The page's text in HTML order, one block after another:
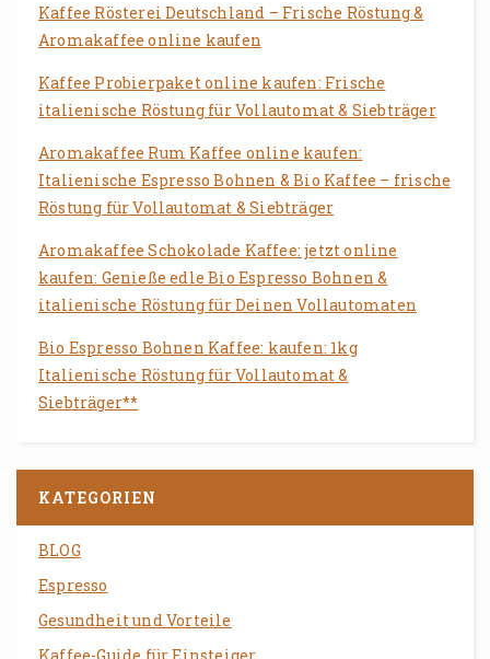
Kaffee Rösterei Deutschland – Frische Röstung &
Aromakaffee online kaufen
Kaffee Probierpaket online kaufen: Frische
italienische Röstung für Vollautomat & Siebträger
Aromakaffee Rum Kaffee online kaufen:
Italienische Espresso Bohnen & Bio Kaffee – frische
Röstung für Vollautomat & Siebträger
Aromakaffee Schokolade Kaffee: jetzt online
kaufen: Genieße edle Bio Espresso Bohnen &
italienische Röstung für Deinen Vollautomaten
Bio Espresso Bohnen Kaffee: kaufen: 1kg
Italienische Röstung für Vollautomat &
Siebträger**
KATEGORIEN
BLOG
Espresso
Gesundheit und Vorteile